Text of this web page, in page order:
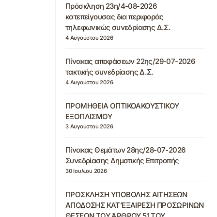
Πρόσκληση 23η/4-08-2026
κατεπείγουσας δια περιφοράς
τηλεφωνικώς συνεδρίασης Δ.Σ.
4 Αυγούστου 2026
Πίνακας αποφάσεων 22ης/29-07-2026
τακτικής συνεδρίασης Δ.Σ.
4 Αυγούστου 2026
ΠΡΟΜΗΘΕΙΑ ΟΠΤΙΚΟΑΚΟΥΣΤΙΚΟΥ
ΕΞΟΠΛΙΣΜΟΥ
3 Αυγούστου 2026
Πίνακας Θεμάτων 28ης/28-07-2026
Συνεδρίασης Δημοτικής Επιτροπής
30 Ιουλίου 2026
ΠΡΟΣΚΛΗΣΗ ΥΠΟΒΟΛΗΣ ΑΙΤΗΣΕΩΝ
ΑΠΟΔΟΣΗΣ ΚΑΤ’ΕΞΑΙΡΕΣΗ ΠΡΟΣΩΡΙΝΩΝ